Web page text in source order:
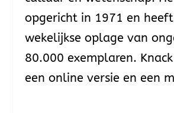
opgericht in 1971 en
wekelijkse oplage van
80.000 exemplaren.
een online versie en een